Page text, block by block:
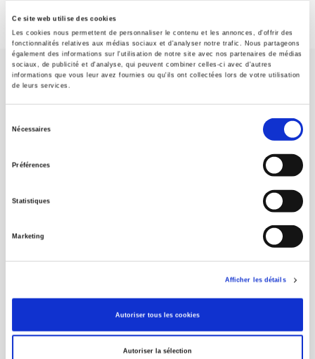
Ce site web utilise des cookies
Les cookies nous permettent de personnaliser le contenu et les annonces, d'offrir des
fonctionnalités relatives aux médias sociaux et d'analyser notre trafic. Nous partageons
également des informations sur l'utilisation de notre site avec nos partenaires de médias
sociaux, de publicité et d'analyse, qui peuvent combiner celles-ci avec d'autres
informations que vous leur avez fournies ou qu'ils ont collectées lors de votre utilisation
de leurs services.
Nécessaires
Préférences
Statistiques
Marketing
Afficher les détails
Autoriser tous les cookies
Autoriser la sélection
SCIENCES PO UNIVERSITY PRESS has a threefold role: to publish
original research, to edit reference works for student use, and to
help public and political debate.
FOREIGN RIGHTS
MY ACCOUNT
Future Releases